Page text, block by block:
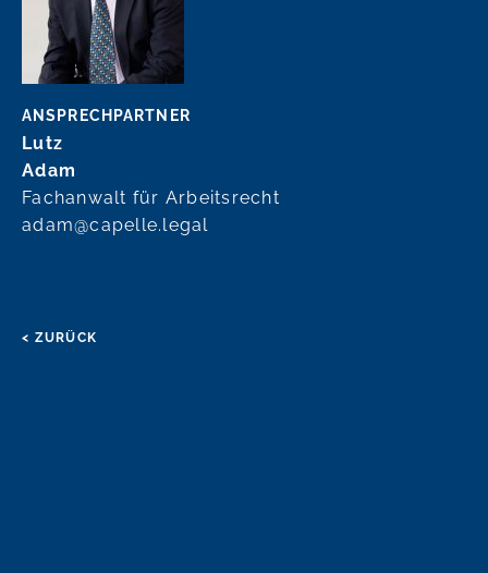
ANSPRECHPARTNER
Lutz
Adam
Fachanwalt für Arbeitsrecht
adam@capelle.legal
< ZURÜCK